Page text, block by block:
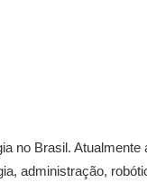
no Brasil.
administração,